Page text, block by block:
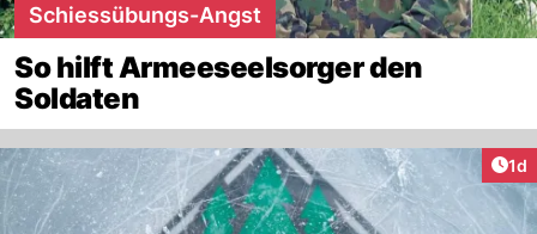
Schiessübungs-Angst
So hilft Armeeseelsorger den
Soldaten
1d